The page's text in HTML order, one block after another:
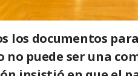
los documentos
no puede ser una